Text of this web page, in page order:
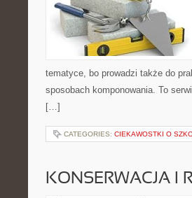
tematyce, bo prowadzi także do
sposobach komponowania. To
[…]
CATEGORIES: CIEKAWOSTKI O
KONSERWACJA I